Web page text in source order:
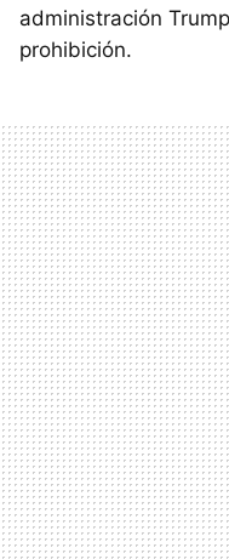
administración
prohibición.